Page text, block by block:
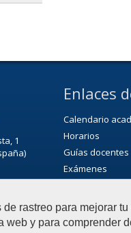
rastreo para mejorar
web y para comprender
1
Enlaces
Calendario
Horarios
Guías docentes
Exámenes